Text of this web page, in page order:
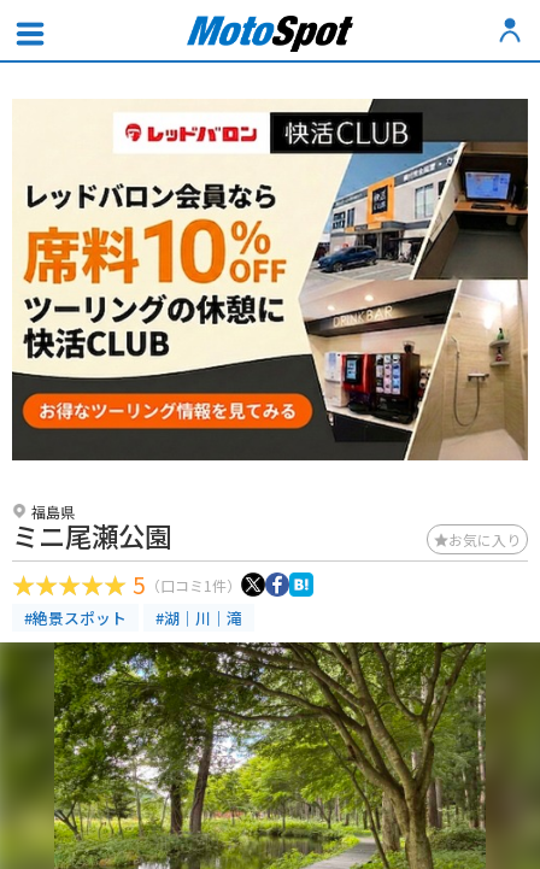
福島県
ミニ尾瀬公園 お気に入り
5 （口コミ1件）
#絶景スポット #湖｜川｜滝